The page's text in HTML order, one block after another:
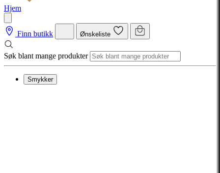
Hjem
Finn butikk Ønskeliste
Søk blant mange produkter
Smykker